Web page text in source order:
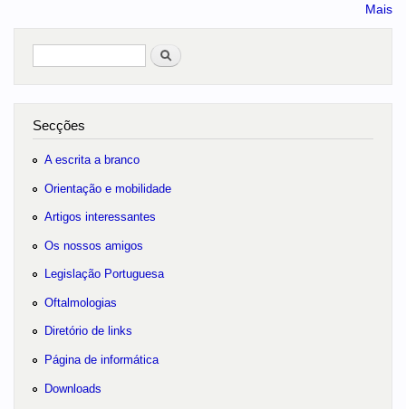
Mais
Pesquisar
Secções
A escrita a branco
Orientação e mobilidade
Artigos interessantes
Os nossos amigos
Legislação Portuguesa
Oftalmologias
Diretório de links
Página de informática
Downloads